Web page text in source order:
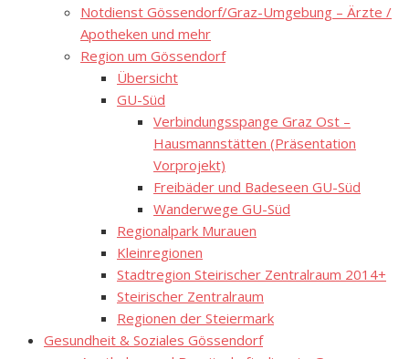
Notdienst Gössendorf/Graz-Umgebung – Ärzte /
Apotheken und mehr
Region um Gössendorf
Übersicht
GU-Süd
Verbindungsspange Graz Ost –
Hausmannstätten (Präsentation
Vorprojekt)
Freibäder und Badeseen GU-Süd
Wanderwege GU-Süd
Regionalpark Murauen
Kleinregionen
Stadtregion Steirischer Zentralraum 2014+
Steirischer Zentralraum
Regionen der Steiermark
Gesundheit & Soziales Gössendorf